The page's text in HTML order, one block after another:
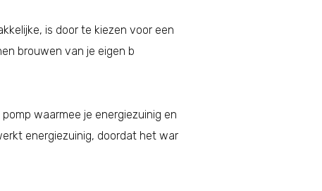
is door te kiezen voor een
brouwen van je eigen b
waarmee je energiezuinig en
energiezuinig, doordat het war